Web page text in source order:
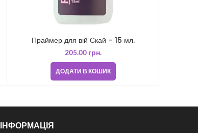
Праймер для вій Скай – 15 мл.
205.00 грн.
ДОДАТИ В КОШИК
ІНФОРМАЦІЯ